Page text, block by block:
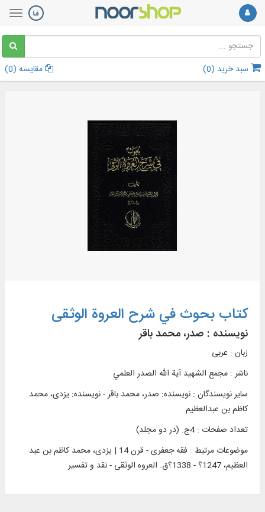
سبد خرید (0
) مقایسه (0
)
کتاب بحوث في شرح العروة الوثقی
نویسنده : صدر، محمد باقر
زبان : عربی
ناشر : مجمع الشهيد آية الله الصدر العلمي
سایر نویسندگان : نویسنده: صدر، محمد باقر - نویسنده: یزدی، محمد
کاظم بن عبدالعظیم
تعداد صفحات : 4ج. (در دو مجلد)
موضوعات مرتبط :
فقه جعفری - قرن 14 | یزدی، محمد کاظم بن عبد
العظیم، 1247؟ - 1338؟ق. العروه الوثقی - نقد و تفسیر